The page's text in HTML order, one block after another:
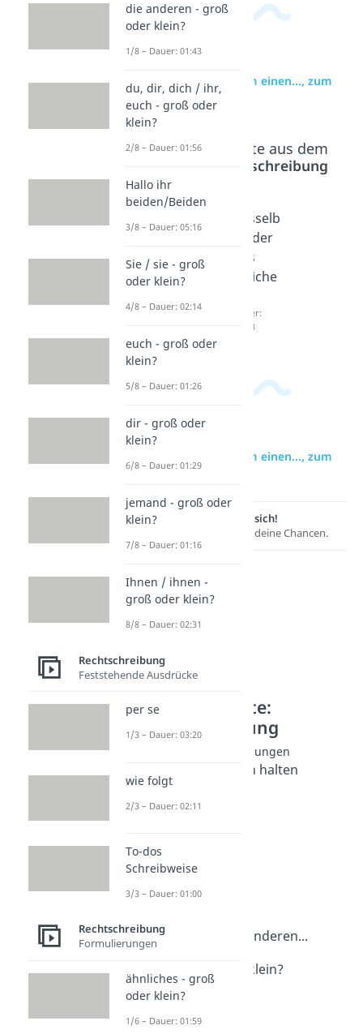
zur Videoseite: zum einen..., zum
anderen...
Beliebte Inhalte aus dem
Rechtschreibung
oder
klein?
02:43
wie?
dasselb
e oder
das
gleiche
Dauer:
02:08
zur Videoseite: zum einen..., zum
anderen...
Lernen lohnt sich!
Entdecke hier deine Chancen.
Weitere Inhalte:
Rechtschreibung
Alltägliche Redewendungen
auf dem Laufenden halten
Dauer: 02:31
im Laufe des Tages
Dauer: 04:23
je desto
gang und gäbe
zum einen..., zum anderen...
Dauer: 02:06
Farben groß oder klein?
Dauer: 02:43
die anderen - groß
oder klein?
1/8 – Dauer: 01:43
du, dir, dich / ihr,
euch - groß oder
klein?
2/8 – Dauer: 01:56
Hallo ihr
beiden/Beiden
3/8 – Dauer: 05:16
Sie / sie - groß
oder klein?
4/8 – Dauer: 02:14
euch - groß oder
klein?
5/8 – Dauer: 01:26
dir - groß oder
klein?
6/8 – Dauer: 01:29
jemand - groß oder
klein?
7/8 – Dauer: 01:16
Ihnen / ihnen -
groß oder klein?
8/8 – Dauer: 02:31
Rechtschreibung
Feststehende Ausdrücke
per se
1/3 – Dauer: 03:20
wie folgt
2/3 – Dauer: 02:11
To-dos
Schreibweise
3/3 – Dauer: 01:00
Rechtschreibung
Formulierungen
ähnliches - groß
oder klein?
1/6 – Dauer: 01:59